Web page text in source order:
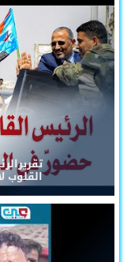
القلوب